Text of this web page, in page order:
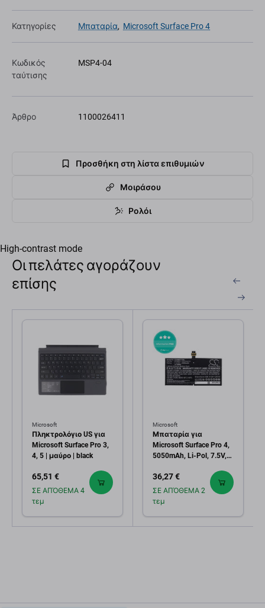
Κατηγορίες Μπαταρία, Microsoft Surface Pro 4
Κωδικός
ταύτισης
MSP4-04
Άρθρο 1100026411
Προσθήκη στη λίστα επιθυμιών
Μοιράσου
Ρολόι
High-contrast mode
Οι πελάτες αγοράζουν
επίσης
Microsoft
Πληκτρολόγιο US για
Microsoft Surface Pro 3,
4, 5 | μαύρο | black
65,51 €
ΣΕ ΑΠΌΘΕΜΑ 4
τεμ
Microsoft
Μπαταρία για
Microsoft Surface Pro 4,
5050mAh, Li-Pol, 7.5V,
36,27 €
ΣΕ ΑΠΌΘΕΜΑ 2
τεμ